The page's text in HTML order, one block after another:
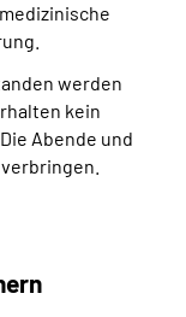
werden
kein
Abende und